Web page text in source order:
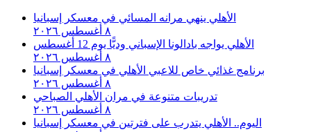
الأهلي ينهي مرانه المسائي في معسكر إسبانيا
٨ أغسطس ٢٠٢٦
الأهلي يواجه بادالونا الإسباني وديًّا يوم 12 أغسطس
٨ أغسطس ٢٠٢٦
برنامج غذائي خاص للاعبي الأهلي في معسكر إسبانيا
٨ أغسطس ٢٠٢٦
تدريبات متنوعة في مران الأهلي الصباحي
٨ أغسطس ٢٠٢٦
اليوم.. الأهلي يتدرب على فترتين في معسكر إسبانيا